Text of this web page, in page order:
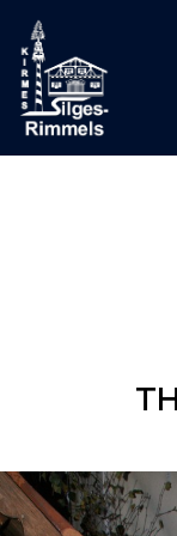
Inhalt
springen